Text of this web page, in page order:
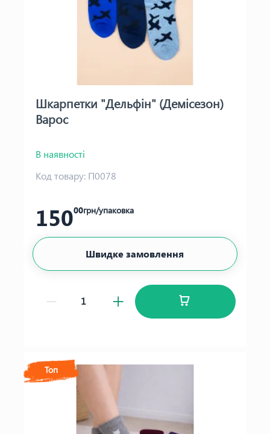
Шкарпетки "Дельфін" (Демісезон)
Варос
В наявності
Код товару: П0078
15000грн/упаковка
Швидке замовлення
Топ